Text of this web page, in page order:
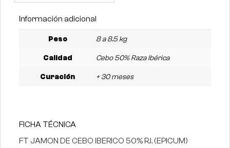
Información adicional
Peso 8 a 8.5 kg
Calidad Cebo 50% Raza Ibérica
Curación + 30 meses
FICHA TÉCNICA
FT JAMON DE CEBO IBERICO 50% R.I. (EPICUM)